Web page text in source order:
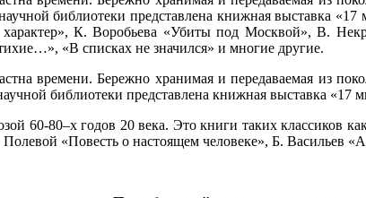
библиотеки представлена книжная выставка
К. Воробьева «Убиты под Москвой», В.
«В списках не значился» и многие другие.
времени. Бережно хранимая и передаваемая из
библиотеки представлена книжная выставка «17
60-80–х годов 20 века. Это книги таких
«Повесть о настоящем человеке», Б. Васильев